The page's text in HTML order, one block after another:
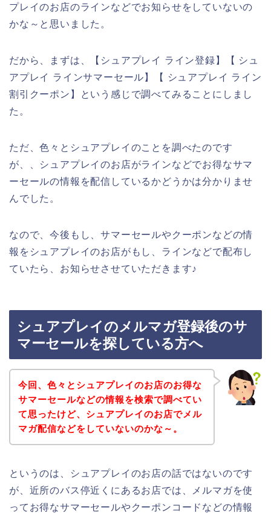
プレイのお店のラインなどでお知らせをしていないの
かな～と思いました。
だから、まずは、【シュアプレイ ライン登録】【 シュ
アプレイ ラインサマーセール】【 シュアプレイ ライン
割引クーポン】という感じで調べてみることにしまし
た。
ただ、色々とシュアプレイのことを調べたのです
が、、シュアプレイのお店がラインなどでお得なサマ
ーセールの情報を配信しているかどうかは分かりませ
んでした。
なので、今後もし、サマーセールやクーポンなどの情
報をシュアプレイのお店がもし、ラインなどで配布し
ていたら、お知らせさせていただきます♪
シュアプレイのメルマガ登録後のサ
マーセールを探している方へ
今回、色々とシュアプレイのお店のお得な
サマーセールなどの情報を検索で調べてい
て思ったけど、シュアプレイのお店でメル
マガ配信などをしていないのかな～。
というのは、シュアプレイのお店の話ではないのです
が、近所のバス停近くにあるお店では、メルマガを使
ってお得なサマーセールやクーポンコードなどの情報